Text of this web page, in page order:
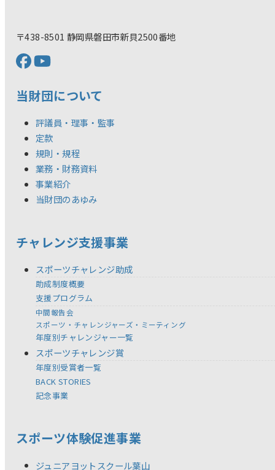
〒438-8501 静岡県磐田市新貝2500番地
当財団について
評議員・理事・監事
定款
規則・規程
業務・財務資料
事業紹介
当財団のあゆみ
チャレンジ支援事業
スポーツチャレンジ助成
助成制度概要
支援プログラム
中間報告会
スポーツ・チャレンジャーズ・ミーティング
年度別チャレンジャー一覧
スポーツチャレンジ賞
年度別受賞者一覧
BACK STORIES
記念事業
スポーツ体験促進事業
ジュニアヨットスクール葉山